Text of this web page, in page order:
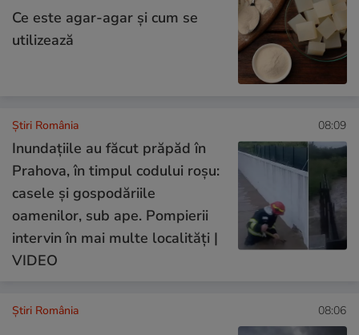
Ce este agar-agar și cum se
utilizează
Știri România 08:09
Inundațiile au făcut prăpăd în
Prahova, în timpul codului roșu:
casele și gospodăriile
oamenilor, sub ape. Pompierii
intervin în mai multe localități |
VIDEO
Știri România 08:06